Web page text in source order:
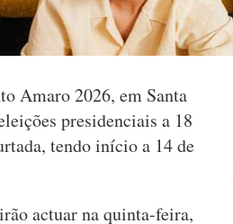
Amaro 2026, em Santa
presidenciais a 18
tendo início a 14 de
actuar na quinta-feira,